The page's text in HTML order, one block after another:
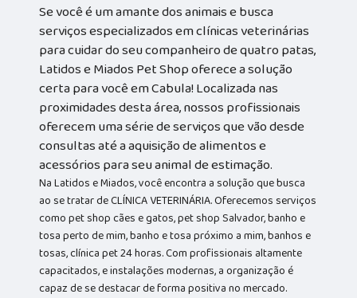
Se você é um amante dos animais e busca
serviços especializados em clínicas veterinárias
para cuidar do seu companheiro de quatro patas,
Latidos e Miados Pet Shop oferece a solução
certa para você em Cabula! Localizada nas
proximidades desta área, nossos profissionais
oferecem uma série de serviços que vão desde
consultas até a aquisição de alimentos e
acessórios para seu animal de estimação.
Na Latidos e Miados, você encontra a solução que busca
ao se tratar de CLÍNICA VETERINÁRIA. Oferecemos serviços
como pet shop cães e gatos, pet shop Salvador, banho e
tosa perto de mim, banho e tosa próximo a mim, banhos e
tosas, clínica pet 24 horas. Com profissionais altamente
capacitados, e instalações modernas, a organização é
capaz de se destacar de forma positiva no mercado.